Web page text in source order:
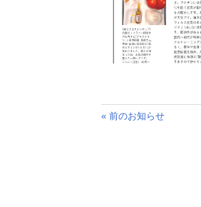
« 前のお知らせ